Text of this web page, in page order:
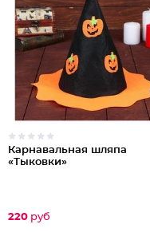
Карнавальная шляпа
«Тыковки»
220 руб